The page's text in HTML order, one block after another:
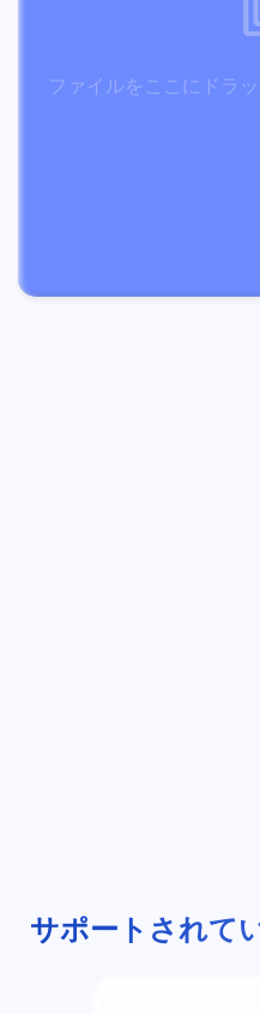
ファイルをここにドラ
サポートされて